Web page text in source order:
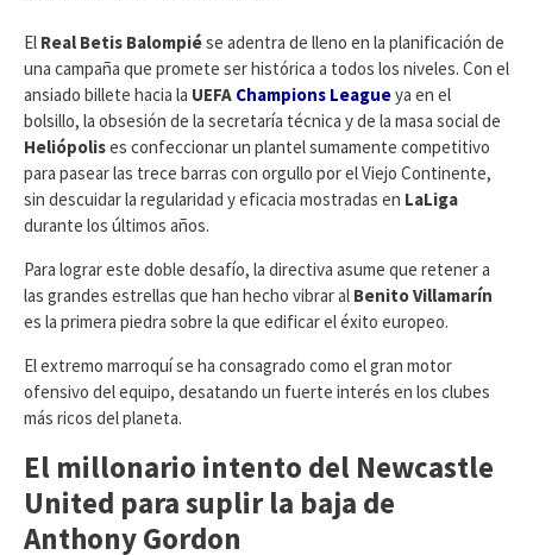
​El Real Betis Balompiése adentra de lleno en la planificación de
una campaña que promete ser histórica a todos los niveles. Con el
ansiado billete hacia la UEFA Champions Leagueya en el
bolsillo, la obsesión de la secretaría técnica y de la masa social de
Heliópolises confeccionar un plantel sumamente competitivo
para pasear las trece barras con orgullo por el Viejo Continente,
sin descuidar la regularidad y eficacia mostradas en LaLiga
durante los últimos años.
Para lograr este doble desafío, la directiva asume que retener a
las grandes estrellas que han hecho vibrar al Benito Villamarín
es la primera piedra sobre la que edificar el éxito europeo.
​El extremo marroquí se ha consagrado como el gran motor
ofensivo del equipo, desatando un fuerte interés en los clubes
más ricos del planeta.
El millonario intento del Newcastle
United para suplir la baja de
Anthony Gordon